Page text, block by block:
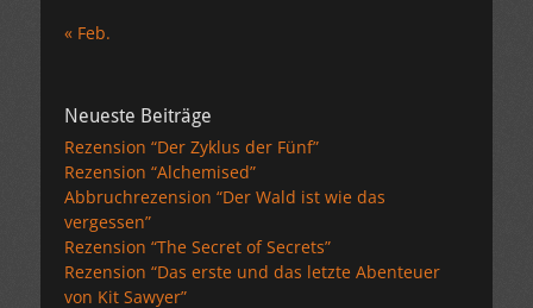
« Feb.
Neueste Beiträge
Rezension “Der Zyklus der Fünf”
Rezension “Alchemised”
Abbruchrezension “Der Wald ist wie das
vergessen”
Rezension “The Secret of Secrets”
Rezension “Das erste und das letzte Abenteuer
von Kit Sawyer”